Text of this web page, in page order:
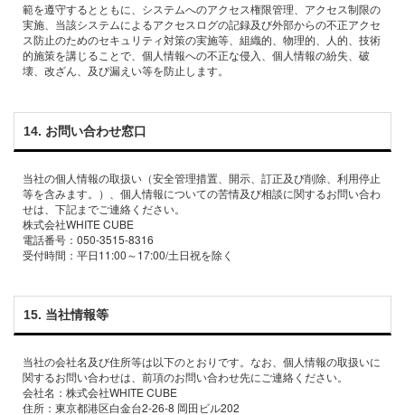
範を遵守するとともに、システムへのアクセス権限管理、アクセス制限の
実施、当該システムによるアクセスログの記録及び外部からの不正アクセ
ス防⽌のためのセキュリティ対策の実施等、組織的、物理的、⼈的、技術
的施策を講じることで、個⼈情報への不正な侵⼊、個⼈情報の紛失、破
14. お問い合わせ窓⼝
当社の個⼈情報の取扱い（安全管理措置、開⽰、訂正及び削除、利⽤停⽌
等を含みます。）、個⼈情報についての苦情及び相談に関するお問い合わ
せは、下記までご連絡ください。
株式会社WHITE CUBE
電話番号：050-3515-8316
15. 当社情報等
当社の会社名及び住所等は以下のとおりです。なお、個⼈情報の取扱いに
関するお問い合わせは、前項のお問い合わせ先にご連絡ください。
会社名：株式会社WHITE CUBE
住所：東京都港区白金台2-26-8 岡田ビル202